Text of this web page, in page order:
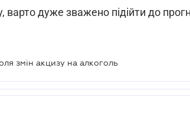
варто дуже зважено підійти до
змін акцизу на алкоголь